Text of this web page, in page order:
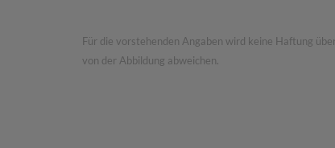
Für die vorstehenden Angaben wird keine Haftung
von der Abbildung abweichen.